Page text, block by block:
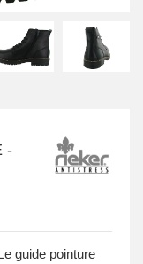
-
guide pointure